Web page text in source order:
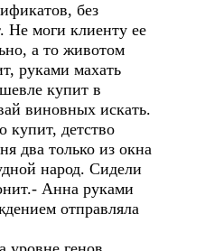
без
Не моги клиенту ее
а то животом
руками махать
купит в
виновных искать.
купит, детство
два только из окна
народ. Сидели
Анна руками
отправляла